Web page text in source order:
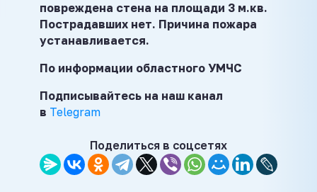
повреждена стена на площади 3 м.кв.
Пострадавших нет. Причина пожара
устанавливается.
По информации областного УМЧС
Подписывайтесь на наш канал
в Telegram
Поделиться в соцсетях